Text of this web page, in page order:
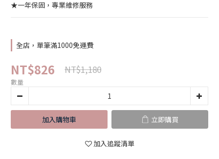
★一年保固，專業維修服務
全店，單筆滿1000免運費
NT$826 NT$1,180
數量
加入購物車 立即購買
加入追蹤清單